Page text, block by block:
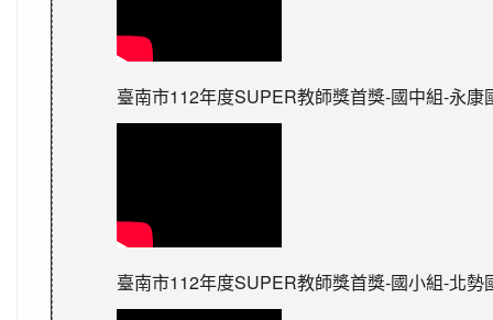
臺南市112年度SUPER教師獎首獎-國中組-永康
臺南市112年度SUPER教師獎首獎-國小組-北勢